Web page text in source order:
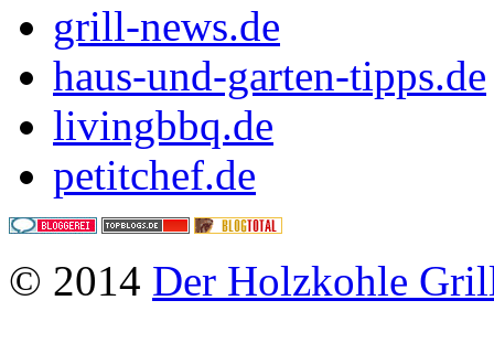
grill-news.de
haus-und-garten-tipps.de
livingbbq.de
petitchef.de
© 2014 Der Holzkohle